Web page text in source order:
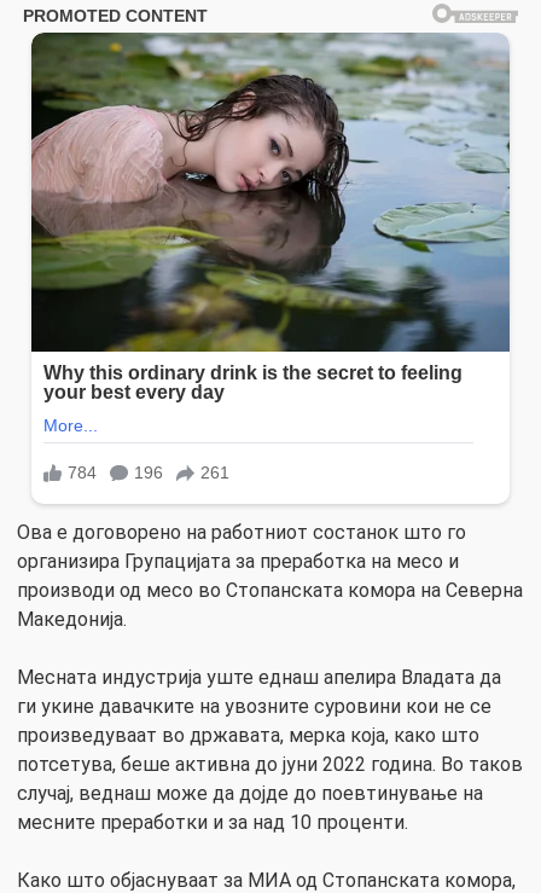
Ова е договорено на работниот состанок што го
организира Групацијата за преработка на месо и
производи од месо во Стопанската комора на Северна
Македонија.
Месната индустрија уште еднаш апелира Владата да
ги укине давачките на увозните суровини кои не се
произведуваат во државата, мерка која, како што
потсетува, беше активна до јуни 2022 година. Во таков
случај, веднаш може да дојде до поевтинување на
месните преработки и за над 10 проценти.
Како што објаснуваат за МИА од Стопанската комора,